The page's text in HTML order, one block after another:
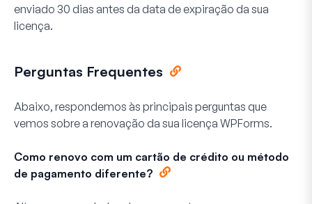
enviado 30 dias antes da data de expiração da sua
licença.
Perguntas Frequentes
Abaixo, respondemos às principais perguntas que
vemos sobre a renovação da sua licença WPForms.
Como renovo com um cartão de crédito ou método
de pagamento diferente?